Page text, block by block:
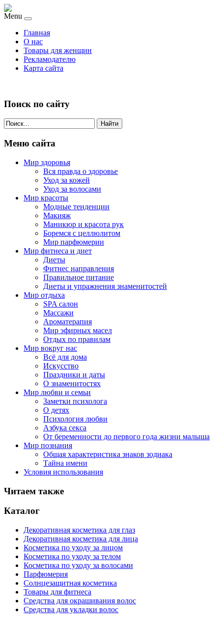
Menu
Главная
О нас
Товары для женщин
Рекламодателю
Карта сайта
Поиск по сайту
Найти
Меню сайта
Мир здоровья
Вся правда о здоровье
Уход за кожей
Уход за волосами
Мир красоты
Модные тенденции
Макияж
Маникюр и красота рук
Боремся с целлюлитом
Мир парфюмерии
Мир фитнеса и диет
Диеты
Фитнес направления
Правильное питание
Диеты и упражнения знаменитостей
Мир отдыха
SPA салон
Массажи
Ароматерапия
Мир эфирных масел
Отдых по правилам
Мир вокруг нас
Всё для дома
Искусство
Праздники и даты
О знаменитостях
Мир любви и семьи
Заметки психолога
О детях
Психология любви
Азбука секса
От беременности до первого года жизни малыша
Мир познания
Общая характеристика знаков зодиака
Тайна имени
Условия использования
Читаем также
Каталог
Декоративная косметика для глаз
Декоративная косметика для лица
Косметика по уходу за лицом
Косметика по уходу за телом
Косметика по уходу за волосами
Парфюмерия
Солнцезащитная косметика
Товары для фитнеса
Средства для окрашивания волос
Средства для укладки волос